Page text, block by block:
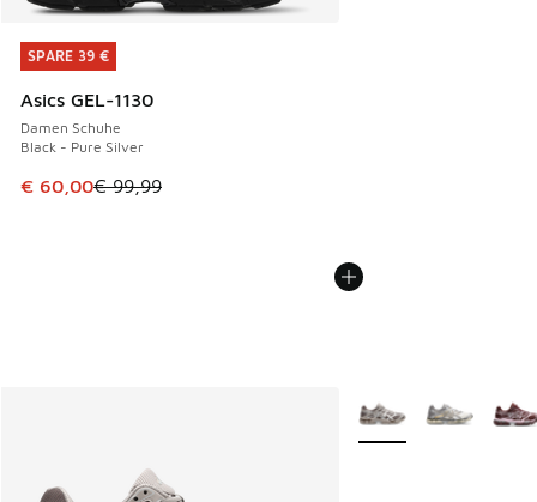
SPARE 39 €
Asics GEL-1130
Damen Schuhe
Black - Pure Silver
Dieser Artikel ist im Sale. Der Preis ist von € 99,99 auf €
€ 60,00€ 99,99
SPARE 39 €
Weitere Farben